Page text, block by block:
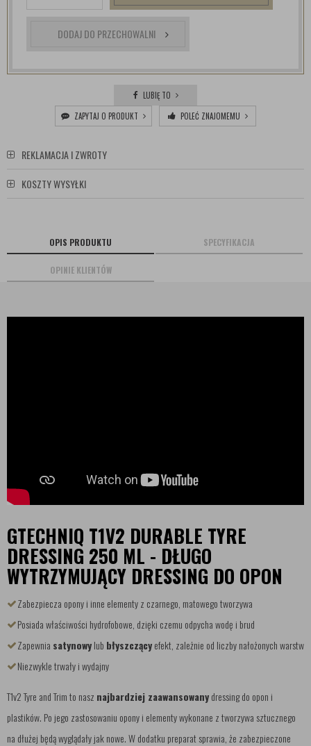
DODAJ DO PRZECHOWALNI
LUBIĘ TO
ZAPYTAJ O PRODUKT
POLEĆ ZNAJOMEMU
REKLAMACJA I ZWROTY
KOSZTY WYSYŁKI
OPIS PRODUKTU SPECYFIKACJA
OPINIE KLIENTÓW
GTECHNIQ T1V2 DURABLE TYRE
DRESSING 250 ML - DŁUGO
WYTRZYMUJĄCY DRESSING DO OPON
Zabezpiecza opony i inne elementy z czarnego, matowego tworzywa
Posiada właściwości hydrofobowe, dzięki czemu odpycha wodę i brud
Zapewnia satynowylub błyszczącyefekt, zależnie od liczby nałożonych warstw
Niezwykle trwały i wydajny
T1v2 Tyre and Trim to nasz najbardziej zaawansowanydressing do opon i
plastików. Po jego zastosowaniu opony i elementy wykonane z tworzywa sztucznego
na dłużej będą wyglądały jak nowe. W dodatku preparat sprawia, że zabezpieczone